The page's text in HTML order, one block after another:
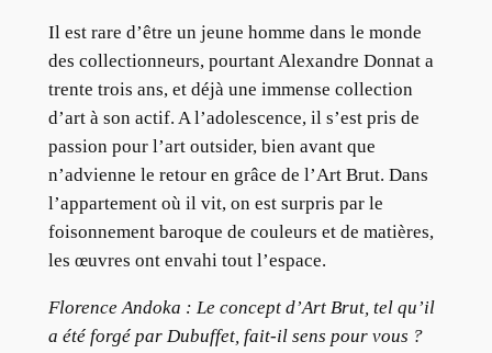
Il est rare d’être un jeune homme dans le monde
des collectionneurs, pourtant Alexandre Donnat a
trente trois ans, et déjà une immense collection
d’art à son actif. A l’adolescence, il s’est pris de
passion pour l’art outsider, bien avant que
n’advienne le retour en grâce de l’Art Brut. Dans
l’appartement où il vit, on est surpris par le
foisonnement baroque de couleurs et de matières,
les œuvres ont envahi tout l’espace.
Florence Andoka : Le concept d’Art Brut, tel qu’il
a été forgé par Dubuffet, fait-il sens pour vous ?